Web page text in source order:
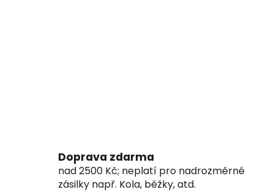
Doprava zdarma
nad 2500 Kč; neplatí pro nadrozměrné
zásilky např. Kola, běžky, atd.